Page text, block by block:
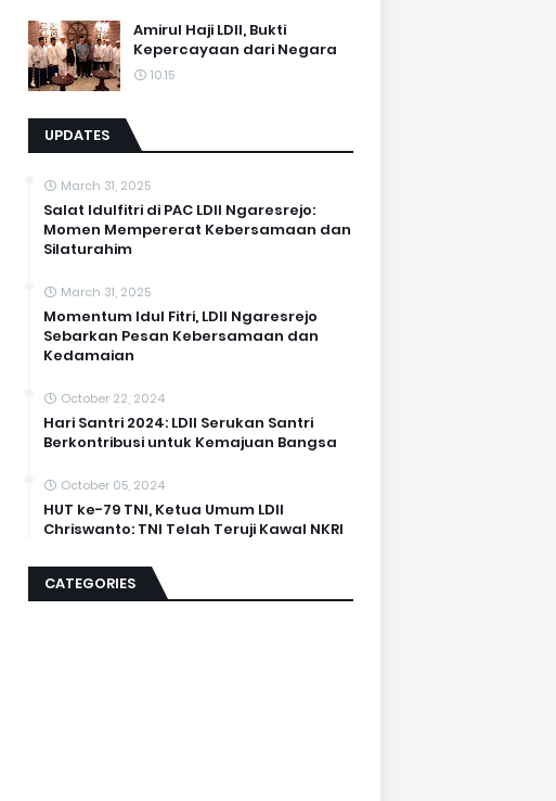
Amirul Haji LDII, Bukti
Kepercayaan dari Negara
10.15
UPDATES
March 31, 2025
Salat Idulfitri di PAC LDII Ngaresrejo:
Momen Mempererat Kebersamaan dan
Silaturahim
March 31, 2025
Momentum Idul Fitri, LDII Ngaresrejo
Sebarkan Pesan Kebersamaan dan
Kedamaian
October 22, 2024
Hari Santri 2024: LDII Serukan Santri
Berkontribusi untuk Kemajuan Bangsa
October 05, 2024
HUT ke-79 TNI, Ketua Umum LDII
Chriswanto: TNI Telah Teruji Kawal NKRI
CATEGORIES